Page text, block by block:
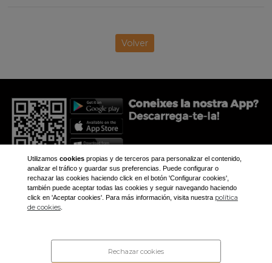
Volver
Utilizamos cookiespropias y de terceros para personalizar el contenido,
analizar el tráfico y guardar sus preferencias. Puede configurar o
rechazar las cookies haciendo click en el botón 'Configurar cookies',
también puede aceptar todas las cookies y seguir navegando haciendo
click en 'Aceptar cookies'. Para más información, visita nuestra política
de cookies.
Rechazar cookies